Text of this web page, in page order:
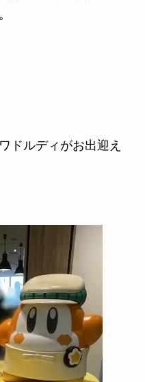
ドルディがお出迎え